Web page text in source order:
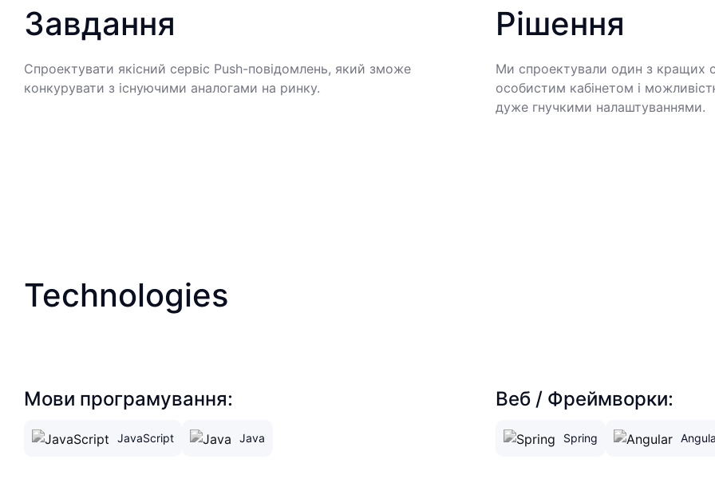
Завдання
Спроектувати якісний сервіс Push-повідомлень, який зможе
конкурувати з існуючими аналогами на ринку.
Рішення
Ми спроектували один з кращих
особистим кабінетом і
дуже гнучкими налаштуваннями.
Technologies
Мови програмування:
JavaScript Java
Веб / Фреймворки:
Spring